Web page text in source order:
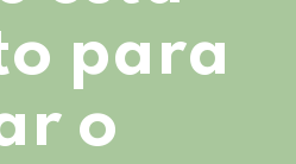
para
o